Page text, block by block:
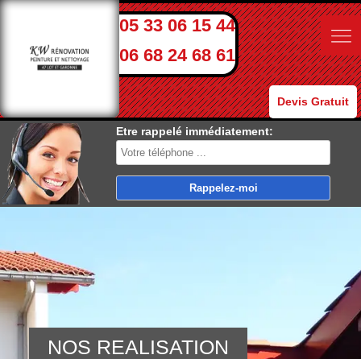
05 33 06 15 44
06 68 24 68 61
Devis Gratuit
Etre rappelé immédiatement:
NOS REALISATION